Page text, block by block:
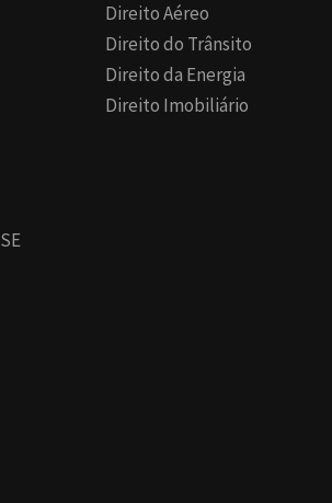
SE
Direito Aéreo
Direito do Trânsito
Direito da Energia
Direito Imobiliário